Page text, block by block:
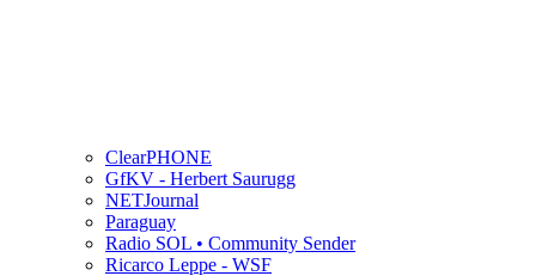
ClearPHONE
GfKV - Herbert Saurugg
NETJournal
Paraguay
Radio SOL • Community Sender
Ricarco Leppe - WSF